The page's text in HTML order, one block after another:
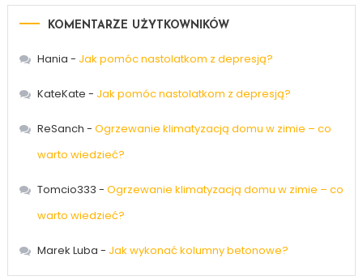
KOMENTARZE UŻYTKOWNIKÓW
Hania - Jak pomóc nastolatkom z depresją?
KateKate - Jak pomóc nastolatkom z depresją?
ReSanch - Ogrzewanie klimatyzacją domu w zimie – co
warto wiedzieć?
Tomcio333 - Ogrzewanie klimatyzacją domu w zimie – co
warto wiedzieć?
Marek Luba - Jak wykonać kolumny betonowe?